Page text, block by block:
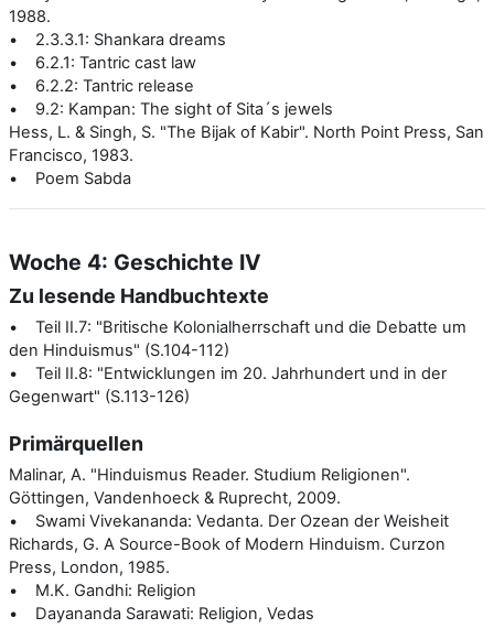
1988.
• 2.3.3.1: Shankara dreams
• 6.2.1: Tantric cast law
• 6.2.2: Tantric release
• 9.2: Kampan: The sight of Sita´s jewels
Hess, L. & Singh, S. "The Bijak of Kabir". North Point Press, San
Francisco, 1983.
• Poem Sabda
Woche 4: Geschichte IV
Zu lesende Handbuchtexte
• Teil II.7: "Britische Kolonialherrschaft und die Debatte um
den Hinduismus" (S.104-112)
• Teil II.8: "Entwicklungen im 20. Jahrhundert und in der
Gegenwart" (S.113-126)
Primärquellen
Malinar, A. "Hinduismus Reader. Studium Religionen".
Göttingen, Vandenhoeck & Ruprecht, 2009.
• Swami Vivekananda: Vedanta. Der Ozean der Weisheit
Richards, G. A Source-Book of Modern Hinduism. Curzon
Press, London, 1985.
• M.K. Gandhi: Religion
• Dayananda Sarawati: Religion, Vedas